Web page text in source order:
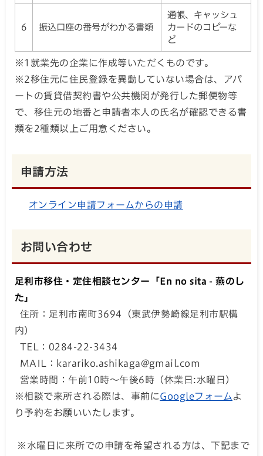
きるもの）
通帳、キャッシュ
カードのコピーな
ど
※1就業先の企業に作成等いただくものです。
※2移住元に住民登録を異動していない場合は、アパ
ートの賃貸借契約書や公共機関が発行した郵便物等
で、移住元の地番と申請者本人の氏名が確認できる書
足利市移住・定住相談センター「En no sita - 燕のし
た」
住所：足利市南町3694（東武伊勢崎線足利市駅構
内）
TEL：0284-22-3434
MAIL：karariko.ashikaga@gmail.com
営業時間：午前10時～午後6時（休業日:水曜日）
※相談で来所される際は、事前に